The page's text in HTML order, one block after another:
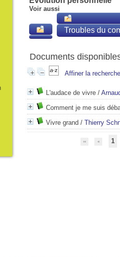
Voir aussi
Troubles du
Documents
Affiner la recherche
L'audace de vivre /
Comment je me suis
Vivre grand / Thierry
1